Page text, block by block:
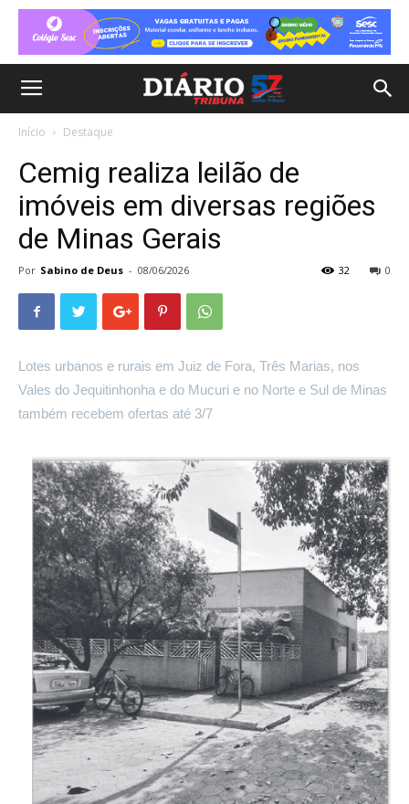
Início Destaque
Cemig realiza leilão de
imóveis em diversas regiões
de Minas Gerais
Por Sabino de Deus - 08/06/2026 0
32
Lotes urbanos e rurais em Juiz de Fora, Três Marias, nos
Vales do Jequitinhonha e do Mucuri e no Norte e Sul de Minas
também recebem ofertas até 3/7